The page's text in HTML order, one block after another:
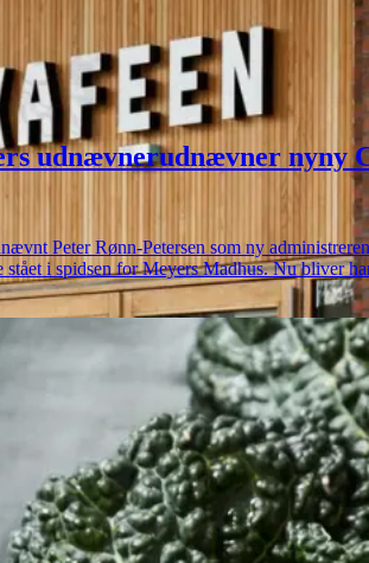
udnævnerudnævner nyny
Peter Rønn-Petersen som ny
i spidsen for Meyers Madhus. Nu bliver